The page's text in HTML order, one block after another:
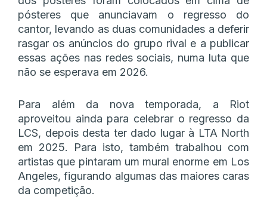
pósteres que anunciavam o regresso do
cantor, levando as duas comunidades a deferir
rasgar os anúncios do grupo rival e a publicar
essas ações nas redes sociais, numa luta que
não se esperava em 2026.
Para além da nova temporada, a Riot
aproveitou ainda para celebrar o regresso da
LCS, depois desta ter dado lugar à LTA North
em 2025. Para isto, também trabalhou com
artistas que pintaram um mural enorme em Los
Angeles, figurando algumas das maiores caras
da competição.